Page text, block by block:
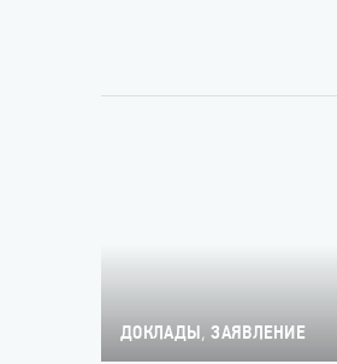
ДОКЛАДЫ ,ЗАЯВЛЕНИЕ